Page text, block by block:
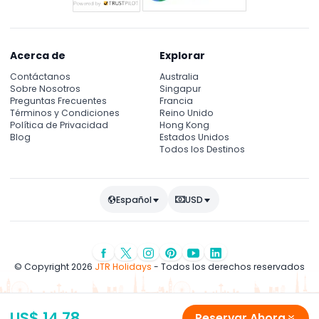
Acerca de
Contáctanos
Sobre Nosotros
Preguntas Frecuentes
Términos y Condiciones
Política de Privacidad
Blog
Explorar
Australia
Singapur
Francia
Reino Unido
Hong Kong
Estados Unidos
Todos los Destinos
Español USD
© Copyright 2026 JTR Holidays - Todos los derechos reservados